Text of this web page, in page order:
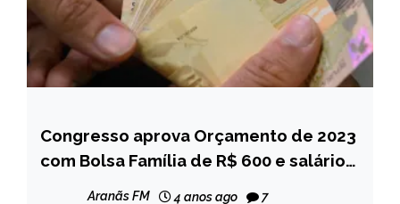
BRASIL
NOTÍCIAS
Congresso aprova Orçamento de 2023
com Bolsa Família de R$ 600 e salário
Aranãs FM 4 anos ago 7